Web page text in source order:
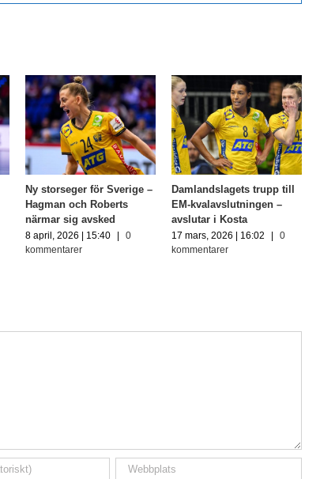
Ny storseger för Sverige –
Hagman och Roberts
närmar sig avsked
8 april, 2026 | 15:40
0
kommentarer
Damlandslagets trupp till
EM-kvalavslutningen –
avslutar i Kosta
17 mars, 2026 | 16:02
0
kommentarer